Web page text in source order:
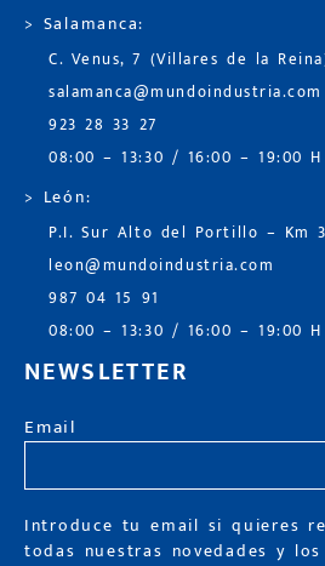
> Salamanca:
C. Venus, 7 (Villares de la
salamanca@mundoindustria.com
923 28 33 27
08:00 – 13:30 / 16:00 – 19:00
> León:
P.I. Sur Alto del Portillo – Km
leon@mundoindustria.com
987 04 15 91
08:00 – 13:30 / 16:00 – 19:00
NEWSLETTER
Email
Introduce tu email si quieres
todas nuestras novedades y